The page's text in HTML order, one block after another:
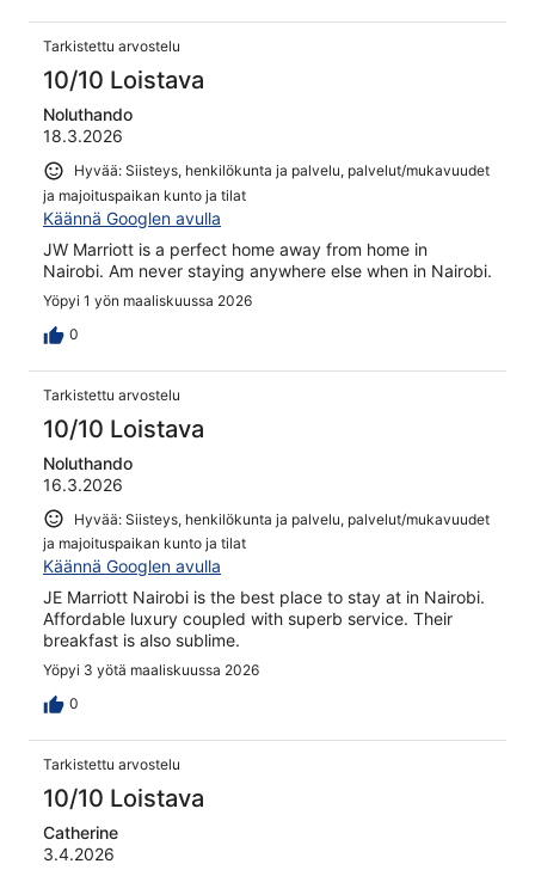
Tarkistettu arvostelu
10/10 Loistava
Noluthando
18.3.2026
Hyvää: Siisteys, henkilökunta ja palvelu, palvelut/mukavuudet
ja majoituspaikan kunto ja tilat
Käännä Googlen avulla
JW Marriott is a perfect home away from home in
Nairobi. Am never staying anywhere else when in Nairobi.
Yöpyi 1 yön maaliskuussa 2026
0
Tarkistettu arvostelu
10/10 Loistava
Noluthando
16.3.2026
Hyvää: Siisteys, henkilökunta ja palvelu, palvelut/mukavuudet
ja majoituspaikan kunto ja tilat
Käännä Googlen avulla
JE Marriott Nairobi is the best place to stay at in Nairobi.
Affordable luxury coupled with superb service. Their
breakfast is also sublime.
Yöpyi 3 yötä maaliskuussa 2026
0
Tarkistettu arvostelu
10/10 Loistava
Catherine
3.4.2026